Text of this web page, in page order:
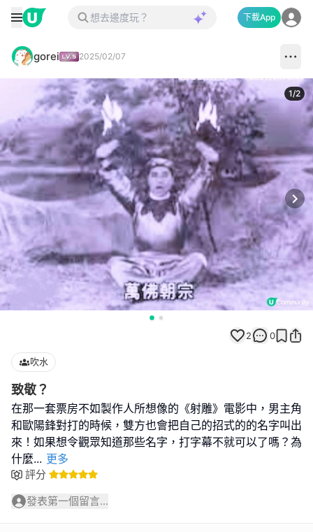
下載App
gorei 2025/02/07
1/2
2 0
吹水
致敬？
在那一套票房不如製作人所想像的《射雕》電影中，男主角
和歐陽鋒對打的時候，雙方也會把自己的招式的的名字叫出
來！如果想令觀眾知道那些名字，打字幕不就可以了嗎？為
什麼... 更多
評分
發表第一個留言...